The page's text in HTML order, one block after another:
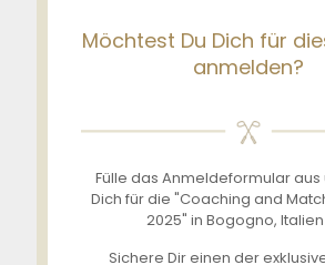
Möchtest Du Dich für
anmelden?
Fülle das Anmeldeformular
Dich für die "Coaching and
2025" in Bogogno,
Sichere Dir einen der